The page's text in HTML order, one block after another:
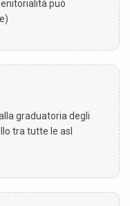
può
graduatoria degli
tra tutte le asl